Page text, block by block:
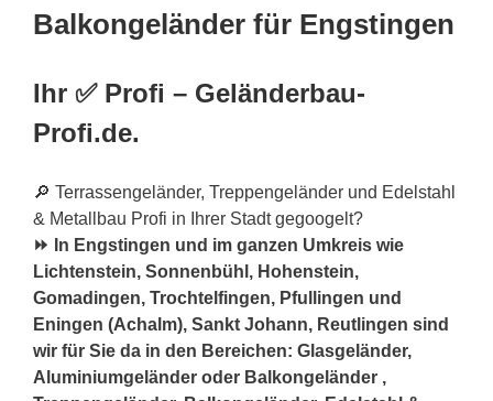
Balkongeländer für Engstingen
Ihr ✅ Profi – Geländerbau-
Profi.de.
🔎 Terrassengeländer, Treppengeländer und Edelstahl
& Metallbau Profi in Ihrer Stadt gegoogelt?
⏩ In Engstingen und im ganzen Umkreis wie
Lichtenstein, Sonnenbühl, Hohenstein,
Gomadingen, Trochtelfingen, Pfullingen und
Eningen (Achalm), Sankt Johann, Reutlingen sind
wir für Sie da in den Bereichen: Glasgeländer,
Aluminiumgeländer oder Balkongeländer ,